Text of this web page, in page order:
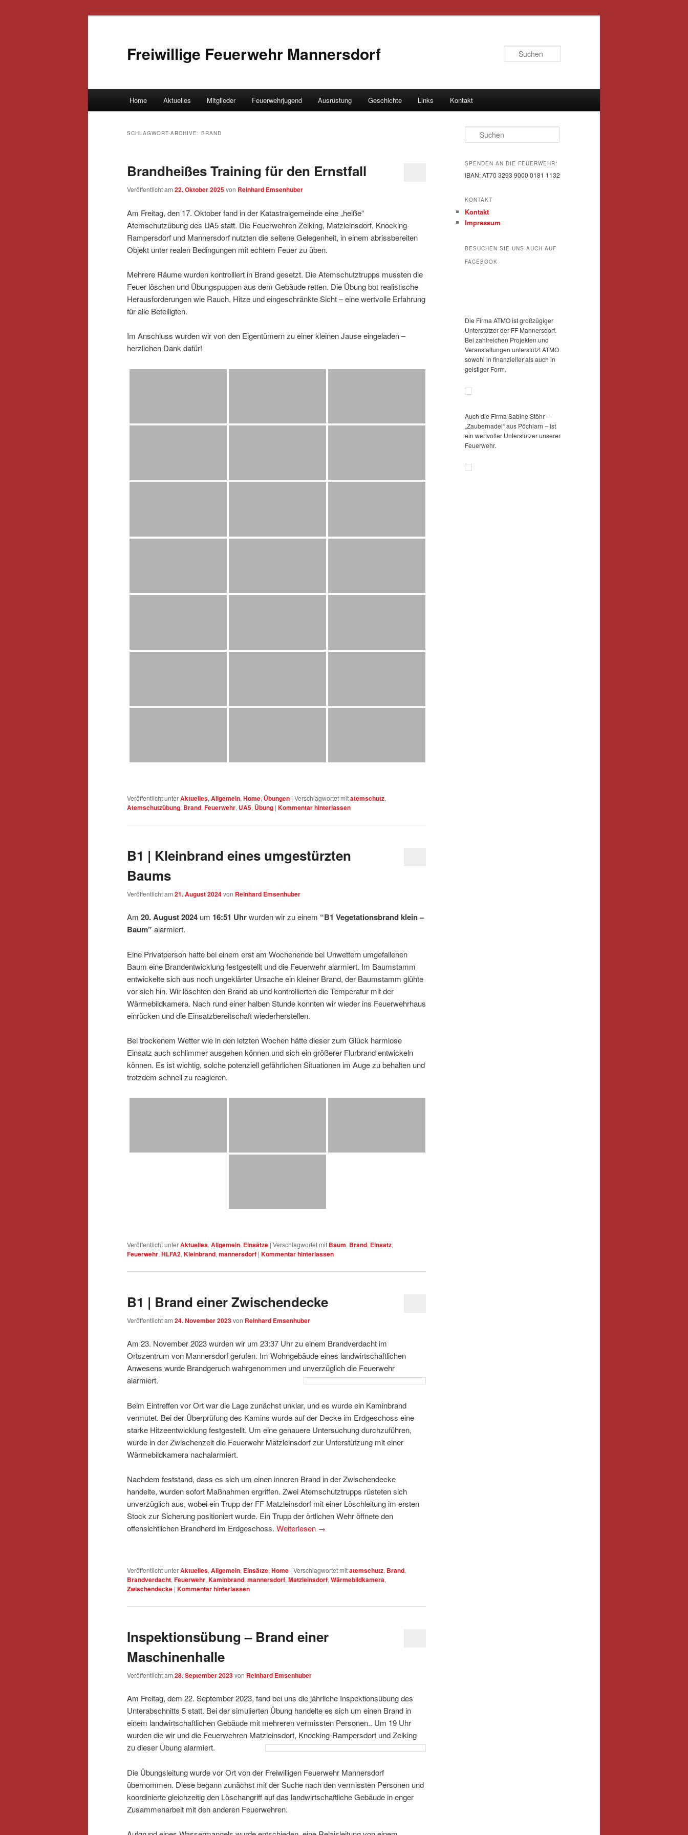
Freiwillige Feuerwehr Mannersdorf
Zum Inhalt wechseln
Zum sekundären Inhalt wechseln
Home Aktuelles Mitglieder Feuerwehrjugend Ausrüstung Geschichte Links Kontakt
SCHLAGWORT-ARCHIVE: BRAND
Brandheißes Training für den Ernstfall
Veröffentlicht am 22. Oktober 2025von Reinhard Emsenhuber
Am Freitag, den 17. Oktober fand in der Katastralgemeinde eine „heiße“
Atemschutzübung des UA5 statt. Die Feuerwehren Zelking, Matzleinsdorf, Knocking-
Rampersdorf und Mannersdorf nutzten die seltene Gelegenheit, in einem abrissbereiten
Objekt unter realen Bedingungen mit echtem Feuer zu üben.
Mehrere Räume wurden kontrolliert in Brand gesetzt. Die Atemschutztrupps mussten die
Feuer löschen und Übungspuppen aus dem Gebäude retten. Die Übung bot realistische
Herausforderungen wie Rauch, Hitze und eingeschränkte Sicht – eine wertvolle Erfahrung
für alle Beteiligten.
Im Anschluss wurden wir von den Eigentümern zu einer kleinen Jause eingeladen –
herzlichen Dank dafür!
Veröffentlicht unterAktuelles,Allgemein,Home, Übungen | Verschlagwortet mitatemschutz,
Atemschutzübung, Brand,Feuerwehr, UA5, Übung | Kommentar hinterlassen
B1 | Kleinbrand eines umgestürzten
Baums
Veröffentlicht am 21. August 2024von Reinhard Emsenhuber
Am 20. August 2024 um 16:51 Uhrwurden wir zu einem “B1 Vegetationsbrand klein –
Baum” alarmiert.
Eine Privatperson hatte bei einem erst am Wochenende bei Unwettern umgefallenen
Baum eine Brandentwicklung festgestellt und die Feuerwehr alarmiert. Im Baumstamm
entwickelte sich aus noch ungeklärter Ursache ein kleiner Brand, der Baumstamm glühte
vor sich hin. Wir löschten den Brand ab und kontrollierten die Temperatur mit der
Wärmebildkamera. Nach rund einer halben Stunde konnten wir wieder ins Feuerwehrhaus
einrücken und die Einsatzbereitschaft wiederherstellen.
Bei trockenem Wetter wie in den letzten Wochen hätte dieser zum Glück harmlose
Einsatz auch schlimmer ausgehen können und sich ein größerer Flurbrand entwickeln
können. Es ist wichtig, solche potenziell gefährlichen Situationen im Auge zu behalten und
trotzdem schnell zu reagieren.
Veröffentlicht unterAktuelles, Allgemein, Einsätze | Verschlagwortet mit Baum, Brand, Einsatz,
Feuerwehr, HLFA2, Kleinbrand, mannersdorf | Kommentar hinterlassen
B1 | Brand einer Zwischendecke
Veröffentlicht am 24. November 2023von Reinhard Emsenhuber
Am 23. November 2023 wurden wir um 23:37 Uhr zu einem Brandverdacht im
Ortszentrum von Mannersdorf gerufen. Im Wohngebäude eines landwirtschaftlichen
Anwesens wurde Brandgeruch wahrgenommen und unverzüglich die Feuerwehr
alarmiert.
Beim Eintreffen vor Ort war die Lage zunächst unklar, und es wurde ein Kaminbrand
vermutet. Bei der Überprüfung des Kamins wurde auf der Decke im Erdgeschoss eine
starke Hitzeentwicklung festgestellt. Um eine genauere Untersuchung durchzuführen,
wurde in der Zwischenzeit die Feuerwehr Matzleinsdorf zur Unterstützung mit einer
Wärmebildkamera nachalarmiert.
Nachdem feststand, dass es sich um einen inneren Brand in der Zwischendecke
handelte, wurden sofort Maßnahmen ergriffen. Zwei Atemschutztrupps rüsteten sich
unverzüglich aus, wobei ein Trupp der FF Matzleinsdorf mit einer Löschleitung im ersten
Stock zur Sicherung positioniert wurde. Ein Trupp der örtlichen Wehr öffnete den
offensichtlichen Brandherd im Erdgeschoss. Weiterlesen →
Veröffentlicht unterAktuelles, Allgemein, Einsätze, Home | Verschlagwortet mitatemschutz, Brand,
Brandverdacht, Feuerwehr, Kaminbrand, mannersdorf, Matzleinsdorf, Wärmebildkamera,
Zwischendecke | Kommentar hinterlassen
Inspektionsübung – Brand einer
Maschinenhalle
Veröffentlicht am 28. September 2023von Reinhard Emsenhuber
Am Freitag, dem 22. September 2023, fand bei uns die jährliche Inspektionsübung des
Unterabschnitts 5 statt. Bei der simulierten Übung handelte es sich um einen Brand in
einem landwirtschaftlichen Gebäude mit mehreren vermissten Personen.. Um 19 Uhr
wurden die wir und die Feuerwehren Matzleinsdorf, Knocking-Rampersdorf und Zelking
zu dieser Übung alarmiert.
Die Übungsleitung wurde vor Ort von der Freiwilligen Feuerwehr Mannersdorf
übernommen. Diese begann zunächst mit der Suche nach den vermissten Personen und
koordinierte gleichzeitig den Löschangriff auf das landwirtschaftliche Gebäude in enger
Zusammenarbeit mit den anderen Feuerwehren.
Suchen
SPENDEN AN DIE FEUERWEHR:
IBAN: AT70 3293 9000 0181 1132
KONTAKT
Kontakt
Impressum
BESUCHEN SIE UNS AUCH AUF
FACEBOOK
Die Firma ATMO ist großzügiger
Unterstützer der FF Mannersdorf.
Bei zahlreichen Projekten und
Veranstaltungen unterstützt ATMO
sowohl in finanzieller als auch in
geistiger Form.
Auch die Firma Sabine Stöhr –
„Zaubernadel“ aus Pöchlarn – ist
ein wertvoller Unterstützer unserer
Feuerwehr.